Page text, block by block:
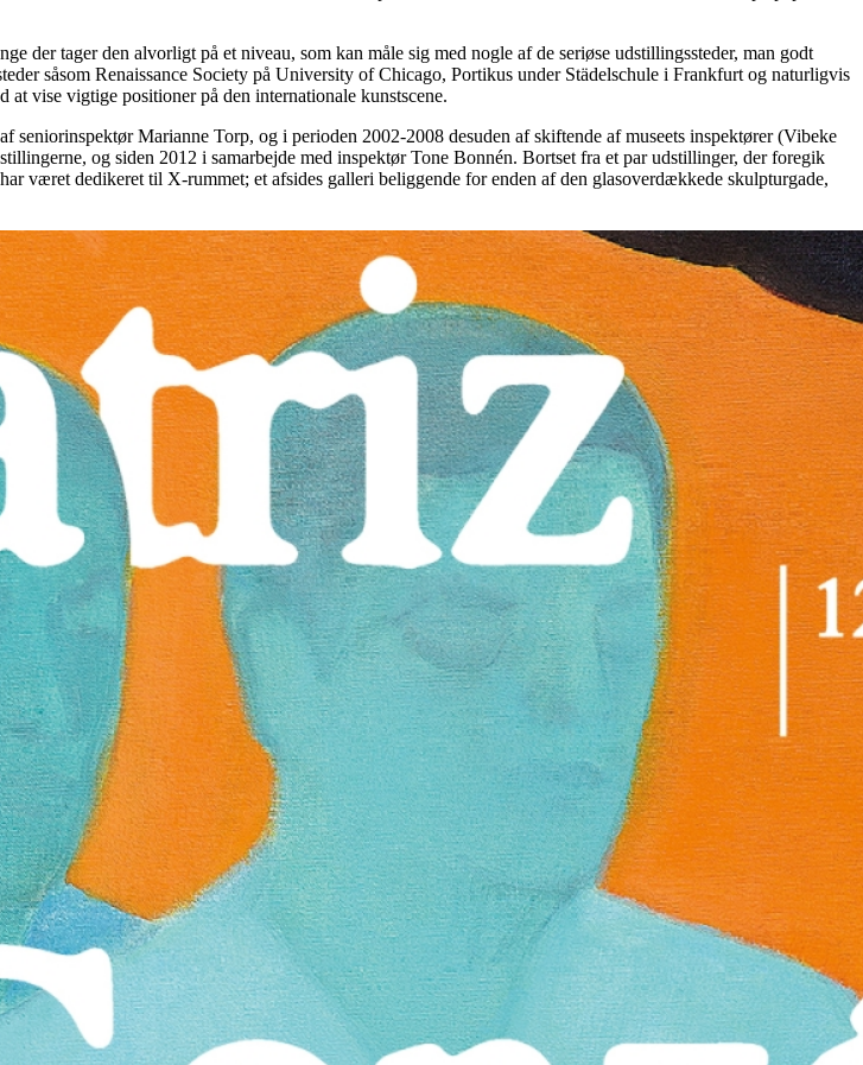
der tager den alvorligt på et niveau, som kan måle sig med nogle af de seriøse udstillingssteder, man godt
såsom Renaissance Society på University of Chicago, Portikus under Städelschule i Frankfurt og naturligvis
vise vigtige positioner på den internationale kunstscene.
Marianne Torp, og i perioden 2002-2008 desuden af skiftende af museets inspektører (Vibeke
og siden 2012 i samarbejde med inspektør Tone Bonnén. Bortset fra et par udstillinger, der foregik
været dedikeret til X-rummet; et afsides galleri beliggende for enden af den glasoverdækkede skulpturgade,